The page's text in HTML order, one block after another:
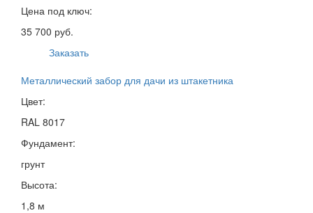
Цена под ключ:
35 700 руб.
Заказать
Металлический забор для дачи из штакетника
Цвет:
RAL 8017
Фундамент:
грунт
Высота:
1,8 м